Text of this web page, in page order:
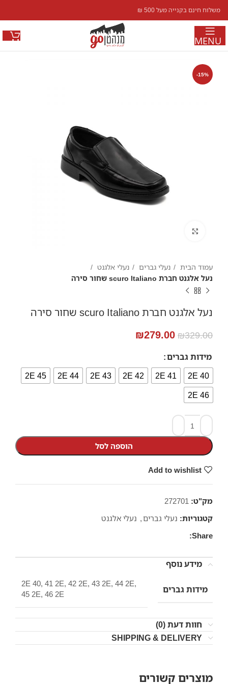
משלוח חינם בקנייה מעל 500 ₪
MENU
-15%
עמוד הבית נעלי גברים
נעלי אלגנט
נעל אלגנט חברת scuro Italiano שחור סירה
נעל אלגנט חברת scuro Italiano שחור סירה
₪329.00
₪279.00
מידות גברים
2E 40
41 2E
42 2E
43 2E
44 2E
45 2E
46 2E
הוספה לסל
Add to wishlist
מק"ט: 272701
קטגוריות: נעלי גברים, נעלי אלגנט
Share:
מידע נוסף
מידות גברים
2E 40, 41 2E, 42 2E, 43 2E, 44 2E,
45 2E, 46 2E
חוות דעת (0)
SHIPPING & DELIVERY
מוצרים קשורים